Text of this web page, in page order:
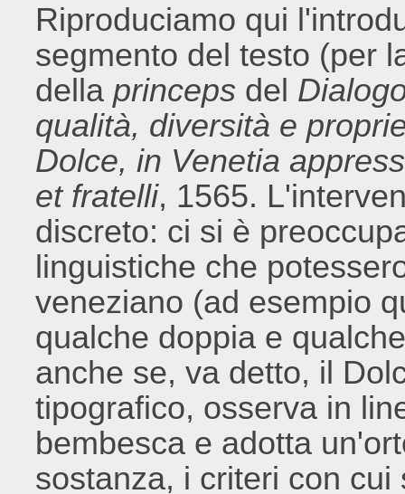
Riproduciamo qui
segmento del testo (per
dellaprinceps del
qualità, diversità e
Dolce, in Venetia
et fratelli, 1565.
discreto: ci si è
linguistiche che
veneziano (ad esempio
qualche doppia e
anche se, va detto, il
tipografico, osserva in
bembesca e adotta
sostanza, i criteri con